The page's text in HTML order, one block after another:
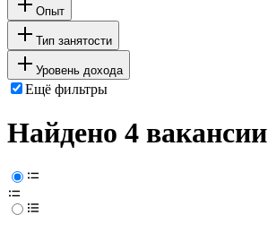
Опыт
Тип занятости
Уровень дохода
Ещё фильтры
Найдено 4 вакансии